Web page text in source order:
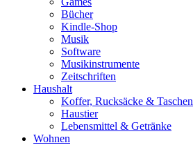
Bücher
Kindle-Shop
Musik
Software
Musikinstrumente
Zeitschriften
Haushalt
Koffer, Rucksäcke & Taschen
Haustier
Lebensmittel & Getränke
Wohnen